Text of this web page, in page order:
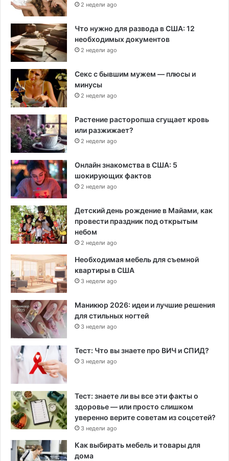
2 недели ago
Что нужно для развода в США: 12
необходимых документов
2 недели ago
Секс с бывшим мужем — плюсы и
минусы
2 недели ago
Растение расторопша сгущает кровь
или разжижает?
2 недели ago
Онлайн знакомства в США: 5
шокирующих фактов
2 недели ago
Детский день рождение в Майами, как
провести праздник под открытым
небом
2 недели ago
Необходимая мебель для съемной
квартиры в США
3 недели ago
Маникюр 2026: идеи и лучшие решения
для стильных ногтей
3 недели ago
Тест: Что вы знаете про ВИЧ и СПИД?
3 недели ago
Тест: знаете ли вы все эти факты о
здоровье — или просто слишком
уверенно верите советам из соцсетей?
3 недели ago
Как выбирать мебель и товары для
дома